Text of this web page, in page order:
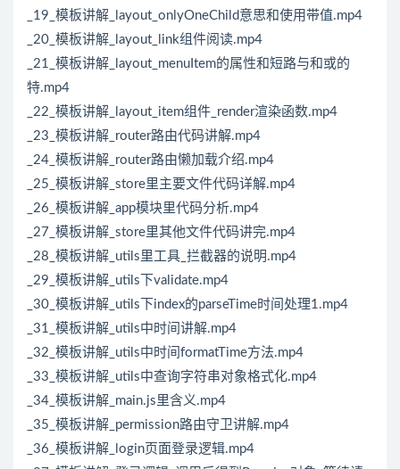
_19_模板讲解_layout_onlyOneChild意思和使用带值.mp4
_20_模板讲解_layout_link组件阅读.mp4
_21_模板讲解_layout_menuItem的属性和短路与和或的
特.mp4
_22_模板讲解_layout_item组件_render渲染函数.mp4
_23_模板讲解_router路由代码讲解.mp4
_24_模板讲解_router路由懒加载介绍.mp4
_25_模板讲解_store里主要文件代码详解.mp4
_26_模板讲解_app模块里代码分析.mp4
_27_模板讲解_store里其他文件代码讲完.mp4
_28_模板讲解_utils里工具_拦截器的说明.mp4
_29_模板讲解_utils下validate.mp4
_30_模板讲解_utils下index的parseTime时间处理1.mp4
_31_模板讲解_utils中时间讲解.mp4
_32_模板讲解_utils中时间formatTime方法.mp4
_33_模板讲解_utils中查询字符串对象格式化.mp4
_34_模板讲解_main.js里含义.mp4
_35_模板讲解_permission路由守卫讲解.mp4
_36_模板讲解_login页面登录逻辑.mp4